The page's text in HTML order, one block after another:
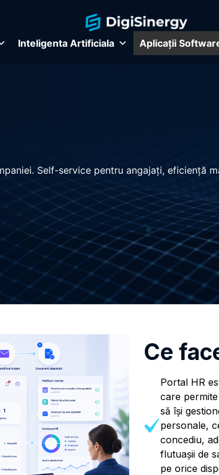
Inteligenta Artificiala Aplicații
Self-service pentru angajați, eficiență
Ce
Portal HR
care
să își
personale,
concediu,
flutuașii de
pe orice